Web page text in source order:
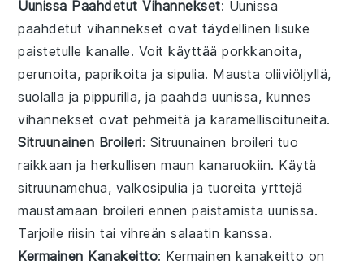
Uunissa Paahdetut Vihannekset: Uunissa
paahdetut vihannekset ovat täydellinen lisuke
paistetulle kanalle. Voit käyttääporkkanoita,
perunoita, paprikoita ja sipulia. Mausta oliiviöljyllä,
suolalla ja pippurilla, ja paahda uunissa, kunnes
vihannekset ovat pehmeitä ja karamellisoituneita.
Sitruunainen Broileri: Sitruunainen broileri tuo
raikkaan ja herkullisen maun kanaruokiin. Käytä
sitruunamehua, valkosipulia ja tuoreita yrttejä
maustamaan broileri ennen paistamista uunissa.
Tarjoile riisin taivihreän salaatin kanssa.
Kermainen Kanakeitto: Kermainen kanakeitto on